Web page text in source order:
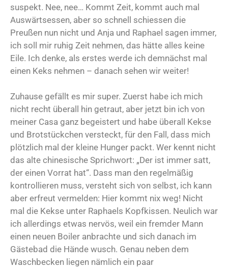
suspekt. Nee, nee… Kommt Zeit, kommt auch mal
Auswärtsessen, aber so schnell schiessen die
Preußen nun nicht und Anja und Raphael sagen immer,
ich soll mir ruhig Zeit nehmen, das hätte alles keine
Eile. Ich denke, als erstes werde ich demnächst mal
einen Keks nehmen – danach sehen wir weiter!
Zuhause gefällt es mir super. Zuerst habe ich mich
nicht recht überall hin getraut, aber jetzt bin ich von
meiner Casa ganz begeistert und habe überall Kekse
und Brotstückchen versteckt, für den Fall, dass mich
plötzlich mal der kleine Hunger packt. Wer kennt nicht
das alte chinesische Sprichwort: „Der ist immer satt,
der einen Vorrat hat“. Dass man den regelmäßig
kontrollieren muss, versteht sich von selbst, ich kann
aber erfreut vermelden: Hier kommt nix weg! Nicht
mal die Kekse unter Raphaels Kopfkissen. Neulich war
ich allerdings etwas nervös, weil ein fremder Mann
einen neuen Boiler anbrachte und sich danach im
Gästebad die Hände wusch. Genau neben dem
Waschbecken liegen nämlich ein paar